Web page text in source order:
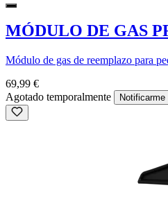
MÓDULO DE GAS
Módulo de gas de reemplazo para
69,99 €
Agotado temporalmente
Notificarme